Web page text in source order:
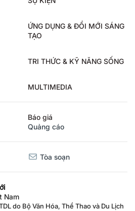
ỨNG DỤNG & ĐỔI MỚI SÁNG
TẠO
TRI THỨC & KỸ NĂNG SỐNG
MULTIMEDIA
Báo giá
Quảng cáo
Tòa soạn
Nam
do Bộ Văn Hóa, Thể Thao và Du Lịch